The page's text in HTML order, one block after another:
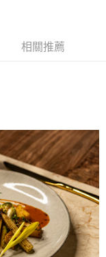
結，可透過四大超商／
support/home
享後付」服務完成之交
易相關給付款項請求債
之同意方可使用
，本公司不負相關責
相關推薦